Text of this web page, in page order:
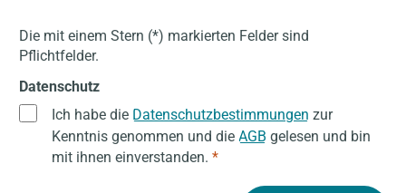
Die mit einem Stern (*) markierten Felder sind
Pflichtfelder.
Datenschutz
Ich habe die Datenschutzbestimmungen zur
Kenntnis genommen und die AGB gelesen und bin
mit ihnen einverstanden. *